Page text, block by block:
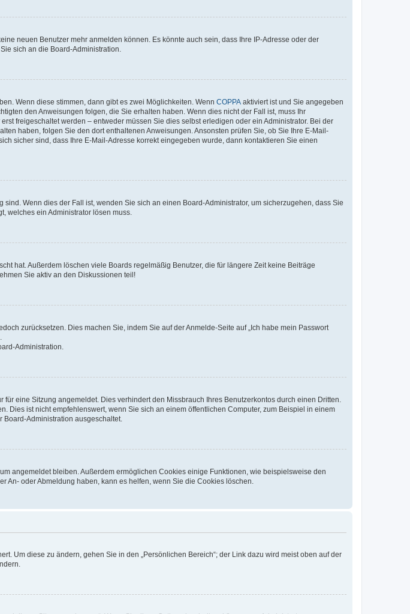
neuen Benutzer mehr anmelden können. Es könnte auch sein, dass Ihre IP-Adresse oder der
sich an die Board-Administration.
Wenn diese stimmen, dann gibt es zwei Möglichkeiten. Wenn COPPA aktiviert ist und Sie angegeben
den Anweisungen folgen, die Sie erhalten haben. Wenn dies nicht der Fall ist, muss Ihr
freigeschaltet werden – entweder müssen Sie dies selbst erledigen oder ein Administrator. Bei der
haben, folgen Sie den dort enthaltenen Anweisungen. Ansonsten prüfen Sie, ob Sie Ihre E-Mail-
sicher sind, dass Ihre E-Mail-Adresse korrekt eingegeben wurde, dann kontaktieren Sie einen
Wenn dies der Fall ist, wenden Sie sich an einen Board-Administrator, um sicherzugehen, dass Sie
welches ein Administrator lösen muss.
hat. Außerdem löschen viele Boards regelmäßig Benutzer, die für längere Zeit keine Beiträge
Sie aktiv an den Diskussionen teil!
zurücksetzen. Dies machen Sie, indem Sie auf der Anmelde-Seite auf „Ich habe mein Passwort
Administration.
eine Sitzung angemeldet. Dies verhindert den Missbrauch Ihres Benutzerkontos durch einen Dritten.
Dies ist nicht empfehlenswert, wenn Sie sich an einem öffentlichen Computer, zum Beispiel in einem
Administration ausgeschaltet.
angemeldet bleiben. Außerdem ermöglichen Cookies einige Funktionen, wie beispielsweise den
An- oder Abmeldung haben, kann es helfen, wenn Sie die Cookies löschen.
Um diese zu ändern, gehen Sie in den „Persönlichen Bereich“; der Link dazu wird meist oben auf der